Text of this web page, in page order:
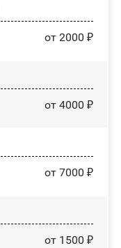
от 2000 ₽
от 4000 ₽
от 7000 ₽
от 1500 ₽